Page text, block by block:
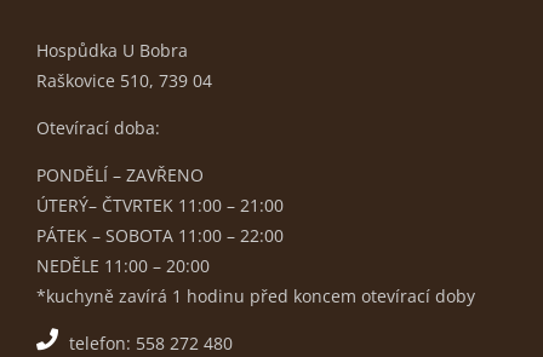
Hospůdka U Bobra
Raškovice 510, 739 04
Otevírací doba:
PONDĚLÍ – ZAVŘENO
ÚTERÝ– ČTVRTEK 11:00 – 21:00
PÁTEK – SOBOTA 11:00 – 22:00
NEDĚLE 11:00 – 20:00
*kuchyně zavírá 1 hodinu před koncem otevírací doby
telefon: 558 272 480